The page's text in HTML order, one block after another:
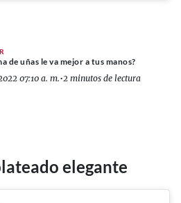
de uñas le va mejor a tus manos?
07:10 a. m.•2 minutos de lectura
elegante